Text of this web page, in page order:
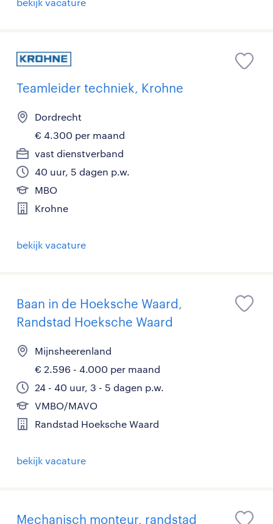
Teamleider techniek, Krohne
Dordrecht
€ 4.300 per maand
vast dienstverband
40 uur, 5 dagen p.w.
MBO
Krohne
bekijk vacature
Baan in de Hoeksche Waard,
Randstad Hoeksche Waard
Mijnsheerenland
€ 2.596 - 4.000 per maand
24 - 40 uur, 3 - 5 dagen p.w.
VMBO/MAVO
Randstad Hoeksche Waard
bekijk vacature
Mechanisch monteur, randstad